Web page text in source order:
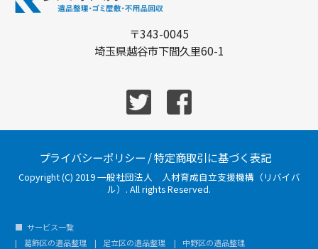
〒343-0045
埼玉県越谷市下間久里60-1
プライバシーポリシー /特定商取引に基づく表記
Copyright (C) 2019 一般社団法人 人材育成自立支援機構（リバイバ
ル）. All rights Reserved.
サービス一覧
葛飾区の遺品整理
足立区の遺品整理
中野区の遺品整理